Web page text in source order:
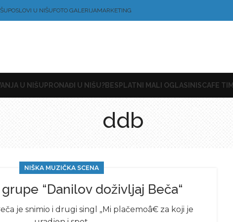
POSLOVI U NIŠUFOTO GALERIJAMARKETING
U NIŠU PRONAĐI U NIŠU?BESPLATNI MALI OGLASI NISCAFE TIM
ddb
NIŠKA MUZIČKA SCENA
“Danilov doživljaj Beča“
je snimio i drugi singl „Mi plačemoâ€ za koji je